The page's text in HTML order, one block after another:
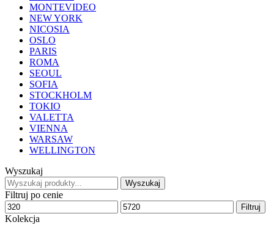
MONTEVIDEO
NEW YORK
NICOSIA
OSLO
PARIS
ROMA
SEOUL
SOFIA
STOCKHOLM
TOKIO
VALETTA
VIENNA
WARSAW
WELLINGTON
Wyszukaj
Wyszukaj
Filtruj po cenie
Filtruj
Kolekcja